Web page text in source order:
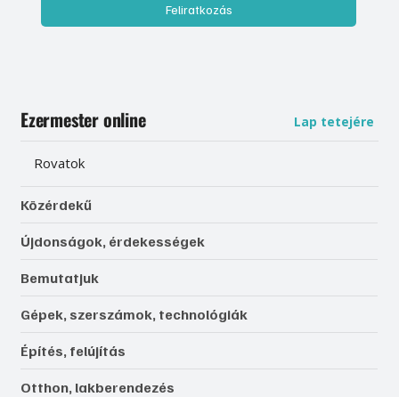
Feliratkozás
Ezermester online Lap tetejére
Rovatok
Közérdekű
Újdonságok, érdekességek
Bemutatjuk
Gépek, szerszámok, technológiák
Építés, felújítás
Otthon, lakberendezés